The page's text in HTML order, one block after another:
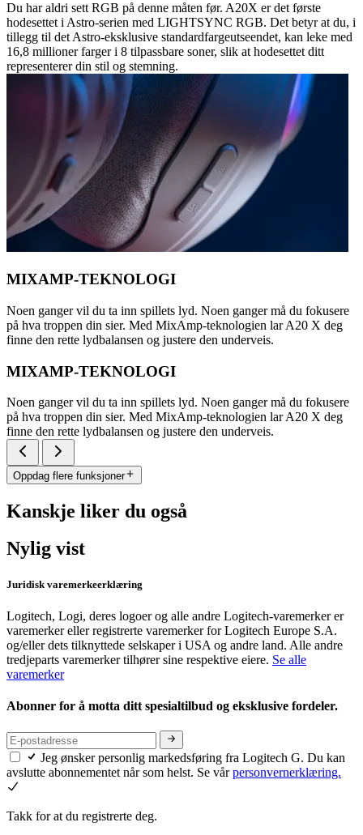
Du har aldri sett RGB på denne måten før. A20X er det første
hodesettet i Astro-serien med LIGHTSYNC RGB. Det betyr at du, i
tillegg til det Astro-eksklusive standardfargeutseendet, kan leke med
16,8 millioner farger i 8 tilpassbare soner, slik at hodesettet ditt
representerer din stil og stemning.
MIXAMP-TEKNOLOGI
Noen ganger vil du ta inn spillets lyd. Noen ganger må du fokusere
på hva troppen din sier. Med MixAmp-teknologien lar A20 X deg
finne den rette lydbalansen og justere den underveis.
MIXAMP-TEKNOLOGI
Noen ganger vil du ta inn spillets lyd. Noen ganger må du fokusere
på hva troppen din sier. Med MixAmp-teknologien lar A20 X deg
finne den rette lydbalansen og justere den underveis.
Oppdag flere funksjoner
Kanskje liker du også
Nylig vist
Juridisk varemerkeerklæring
Logitech, Logi, deres logoer og alle andre Logitech-varemerker er
varemerker eller registrerte varemerker for Logitech Europe S.A.
og/eller dets tilknyttede selskaper i USA og andre land. Alle andre
tredjeparts varemerker tilhører sine respektive eiere. Se alle
varemerker
Abonner for å motta ditt spesialtilbud og eksklusive fordeler.
Jeg ønsker personlig markedsføring fra Logitech G. Du kan
avslutte abonnementet når som helst. Se vårpersonvernerklæring.
Takk for at du registrerte deg.